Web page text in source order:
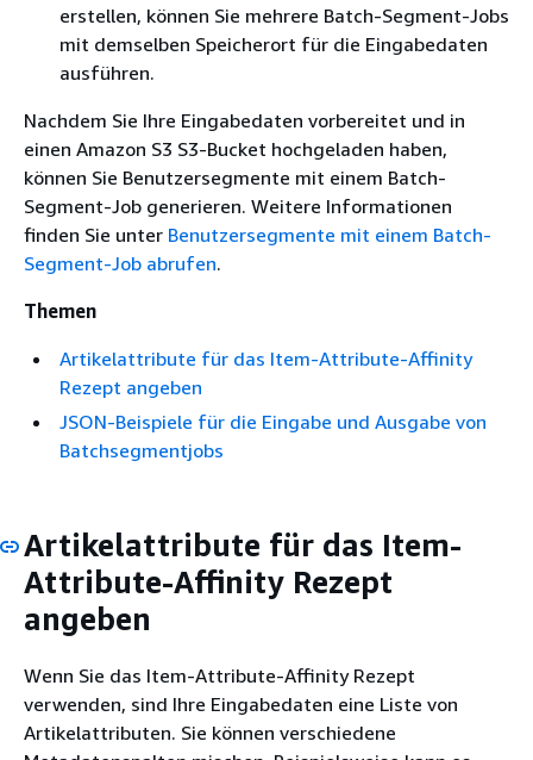
erstellen, können Sie mehrere Batch-Segment-Jobs
mit demselben Speicherort für die Eingabedaten
ausführen.
Nachdem Sie Ihre Eingabedaten vorbereitet und in
einen Amazon S3 S3-Bucket hochgeladen haben,
können Sie Benutzersegmente mit einem Batch-
Segment-Job generieren. Weitere Informationen
finden Sie unter Benutzersegmente mit einem Batch-
Segment-Job abrufen.
Themen
Artikelattribute für das Item-Attribute-Affinity
Rezept angeben
JSON-Beispiele für die Eingabe und Ausgabe von
Batchsegmentjobs
Artikelattribute für das Item-
Attribute-Affinity Rezept
angeben
Wenn Sie das Item-Attribute-Affinity Rezept
verwenden, sind Ihre Eingabedaten eine Liste von
Artikelattributen. Sie können verschiedene